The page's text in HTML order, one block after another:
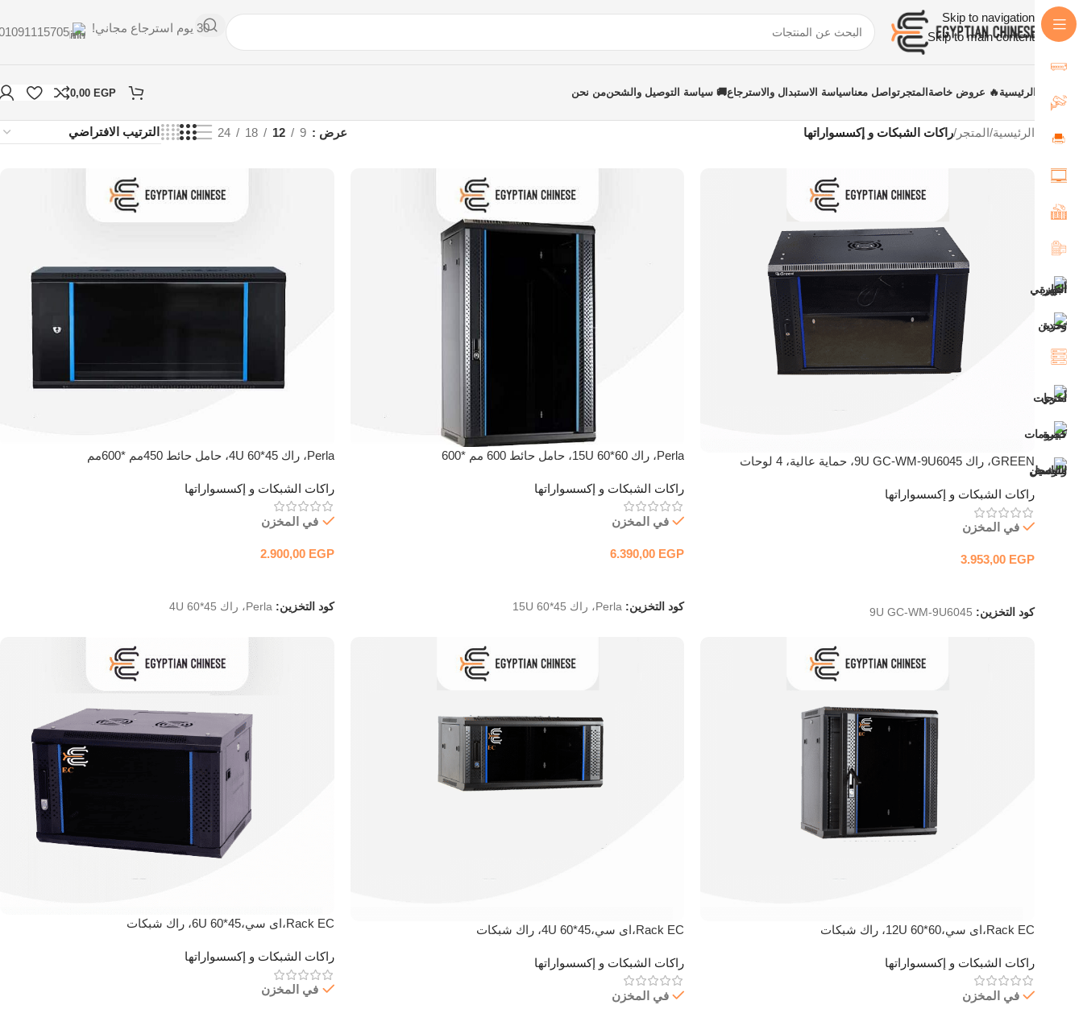
Skip to navigation
Skip to main content
30 يوم استرجاع مجاني!
الرئيسية 🔥 عروض خاصة المتجر تواصل معناسياسة الاستبدال والاسترجاع🚚 سياسة التوصيل والشحنمن نحن 0,00 EGP
الرئيسية/المتجر /راكات الشبكات و إكسسواراتها عرض 9
12
18
24
GREEN، راك 9U GC-WM-9U6045، حماية عالية، 4 لوحات
راكات الشبكات و إكسسواراتها
في المخزن
3.953,00 EGP
كود التخزين: 9U GC-WM-9U6045
Perla، راك 15U 60*60، حامل حائط 600 مم *600
راكات الشبكات و إكسسواراتها
في المخزن
6.390,00 EGP
كود التخزين: Perla، راك 15U 60*45
Perla، راك 4U 60*45، حامل حائط 450مم *600مم
راكات الشبكات و إكسسواراتها
في المخزن
2.900,00 EGP
كود التخزين: Perla، راك 4U 60*45
Rack EC،اى سي،12U 60*60، راك شبكات
راكات الشبكات و إكسسواراتها
في المخزن
Rack EC،اى سي،4U 60*45، راك شبكات
راكات الشبكات و إكسسواراتها
في المخزن
Rack EC،اى سي،6U 60*45، راك شبكات
راكات الشبكات و إكسسواراتها
في المخزن